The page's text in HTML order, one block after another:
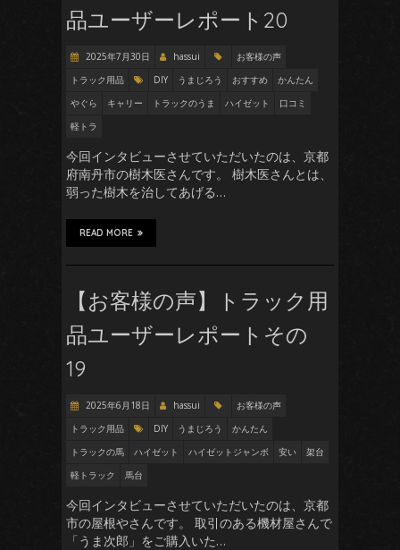
品ユーザーレポート20
2025年7月30日 hassui
お客様の声
トラック用品
DIY うまじろう おすすめ
かんたん
やぐら
キャリー トラックのうま ハイゼット
口コミ
軽トラ
今回インタビューさせていただいたのは、京都
府南丹市の樹木医さんです。 樹木医さんとは、
弱った樹木を治してあげる…
READ MORE
【お客様の声】トラック用
品ユーザーレポートその
19
2025年6月18日 hassui
お客様の声
トラック用品
DIY うまじろう
かんたん
トラックの馬
ハイゼット ハイゼットジャンボ 安い
架台
軽トラック
馬台
今回インタビューさせていただいたのは、京都
市の屋根やさんです。 取引のある機材屋さんで
「うま次郎」をご購入いた…